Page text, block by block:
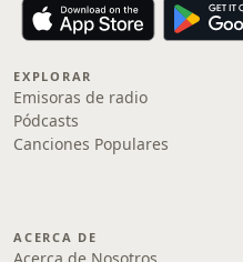
EXPLORAR
Emisoras de radio
Pódcasts
Canciones Populares
ACERCA DE